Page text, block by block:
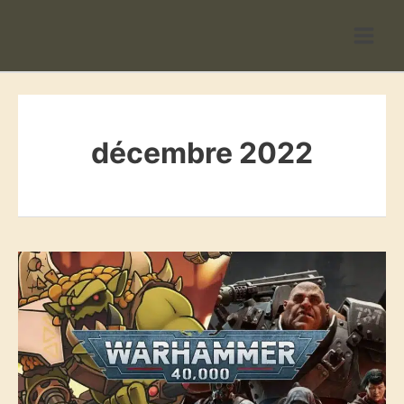
décembre 2022